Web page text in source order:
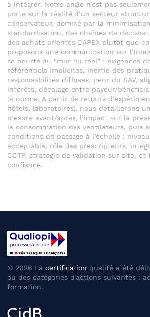
à intégrer. Notre angle n’est pas
porte sur la réalité d’un secteur
conservateur, dominé par la
standardisation, des chaînes de
des achats orientés CAPEX plutôt que
proposons une communication sur
se heurte au “mur du réel” : exigences
référentiels implicites, inertie des
responsabilités diffuses, peur du SAV,
intérêts, décalage entre payeur/
la norme. À partir de retours
hôtels, laboratoires), nous détaillerons
mesure avant/après, l’impact sur la
la consommation des ventilateurs, puis
conditions de passage à l’échelle :
acceptable, rôle des prescripteurs,
CCTP, stratégie de validation sur site, et
confiance.
© 2026 La certification qualité a été
ou des catégories d'actions suivantes :
formation.